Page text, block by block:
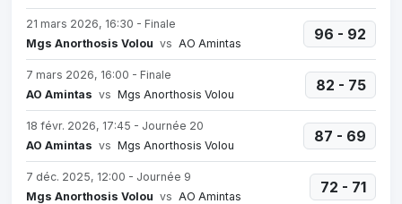
21 mars 2026, 16:30 - Finale
Mgs Anorthosis Volou vs AO Amintas
96 - 92
7 mars 2026, 16:00 - Finale
AO Amintas vs Mgs Anorthosis Volou
82 - 75
18 févr. 2026, 17:45 - Journée 20
AO Amintas vs Mgs Anorthosis Volou
87 - 69
7 déc. 2025, 12:00 - Journée 9
Mgs Anorthosis Volou vs AO Amintas
72 - 71